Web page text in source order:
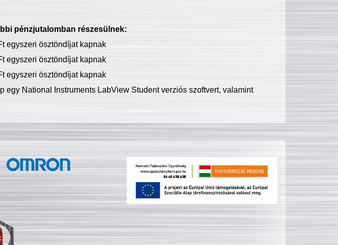
pénzjutalomban részesülnek:
egyszeri ösztöndíjat kapnak
egyszeri ösztöndíjat kapnak
egyszeri ösztöndíjat kapnak
egy National Instruments LabView Student verziós szoftvert, valamint